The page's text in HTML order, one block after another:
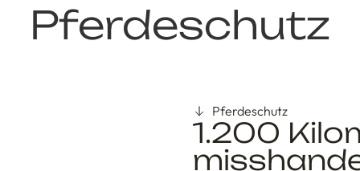
Pferdeschutz
Pferdeschutz
1.200